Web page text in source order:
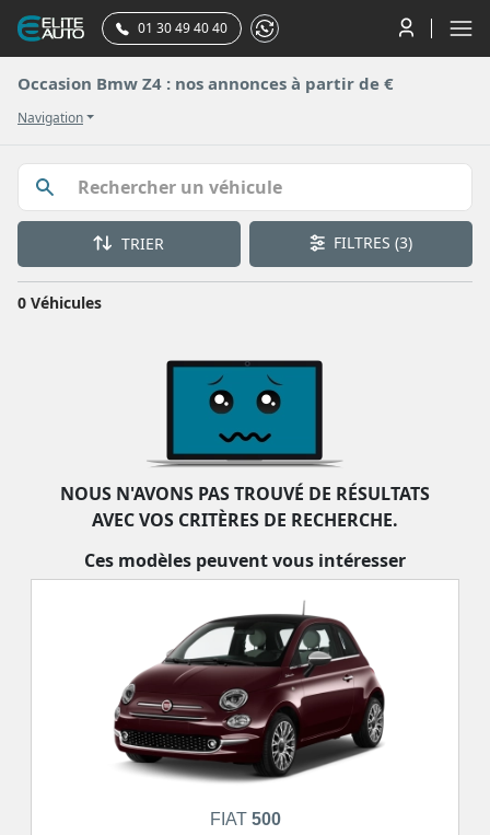
01 30 49 40 40
Occasion Bmw Z4 : nos annonces à partir de €
Navigation
TRIER FILTRES(3)
0 Véhicules
NOUS N'AVONS PAS TROUVÉ DE RÉSULTATS
AVEC VOS CRITÈRES DE RECHERCHE.
Ces modèles peuvent vous intéresser
FIAT 500